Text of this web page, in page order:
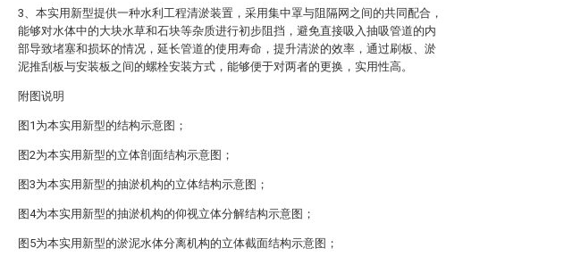
3、本实用新型提供一种水利工程清淤装置，采用集中罩与阻隔网之间的共同配合，
能够对水体中的大块水草和石块等杂质进行初步阻挡，避免直接吸入抽吸管道的内
部导致堵塞和损坏的情况，延长管道的使用寿命，提升清淤的效率，通过刷板、淤
泥推刮板与安装板之间的螺栓安装方式，能够便于对两者的更换，实用性高。
附图说明
图1为本实用新型的结构示意图；
图2为本实用新型的立体剖面结构示意图；
图3为本实用新型的抽淤机构的立体结构示意图；
图4为本实用新型的抽淤机构的仰视立体分解结构示意图；
图5为本实用新型的淤泥水体分离机构的立体截面结构示意图；